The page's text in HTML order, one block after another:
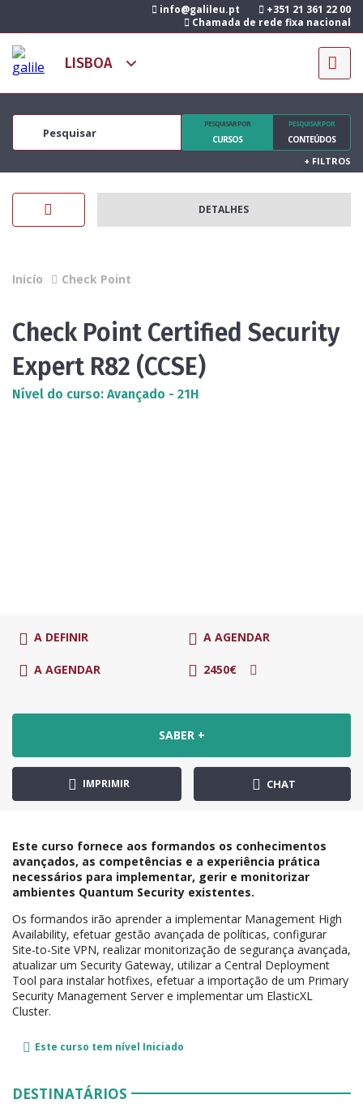
info@galileu.pt
+351 21 361 22 00
Chamada de rede fixa nacional
PESQUISAR POR
CURSOS
PESQUISAR POR
CONTEÚDOS
+ FILTROS
DETALHES
Inicío Check Point
Check Point Certified Security
Expert R82 (CCSE)
Nível do curso: Avançado - 21H
A DEFINIR A AGENDAR
A AGENDAR 2450€
SABER +
IMPRIMIR CHAT
Este curso fornece aos formandos os conhecimentos
avançados, as competências e a experiência prática
necessários para implementar, gerir e monitorizar
ambientes Quantum Security existentes.
Os formandos irão aprender a implementar Management High
Availability, efetuar gestão avançada de políticas, configurar
Site-to-Site VPN, realizar monitorização de segurança avançada,
atualizar um Security Gateway, utilizar a Central Deployment
Tool para instalar hotfixes, efetuar a importação de um Primary
Security Management Server e implementar um ElasticXL
Cluster.
Este curso tem nível Iniciado
DESTINATÁRIOS